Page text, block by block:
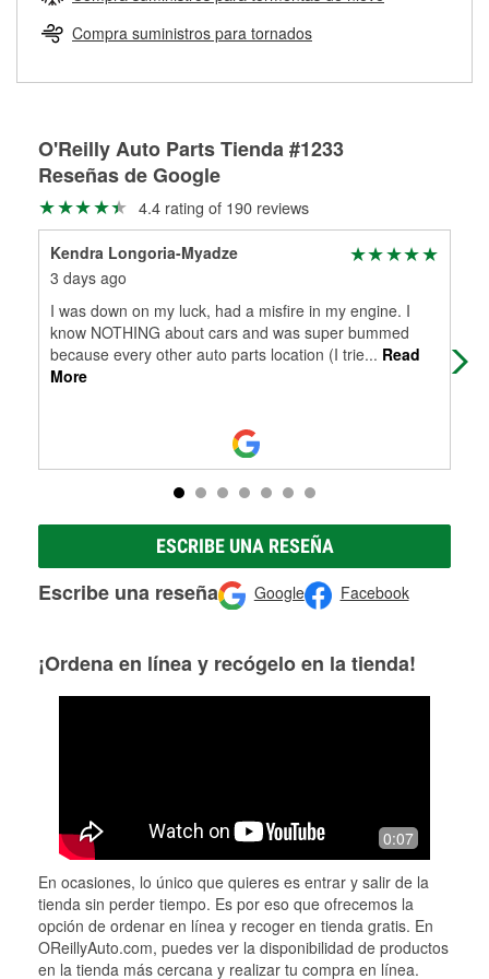
Herramientas de O'Reilly
pueden ser reutilizados, podemos ayudarte a encontrar las
partes de reemplazo correctas para tu reparación.
Rectificación de tambores y discos de freno
Compra suministros para tornados
O'Reilly Auto Parts Tienda #1233
Reseñas de Google
4.4 rating of 190 reviews
Kendra Longoria-Myadze
3 days ago
I was down on my luck, had a misfire in my engine. I
know NOTHING about cars and was super bummed
because every other auto parts location (I trie... Read
More
in
ESCRIBE UNA RESEÑA
Escribe una reseña Google Facebook
¡Ordena en línea y recógelo en la tienda!
0:07
En ocasiones, lo único que quieres es entrar y salir de la
tienda sin perder tiempo. Es por eso que ofrecemos la
opción de ordenar en línea y recoger en tienda gratis. En
OReillyAuto.com, puedes ver la disponibilidad de productos
en la tienda más cercana y realizar tu compra en línea.